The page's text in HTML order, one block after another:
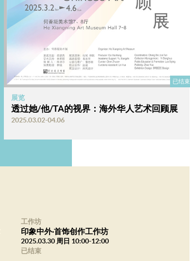
已结束
展览
透过她/他/TA的视界：海外华人艺术回顾展
2025.03.02-04.06
工作坊
印象中外·首饰创作工作坊
2025.03.30 周日 10:00-12:00
已结束